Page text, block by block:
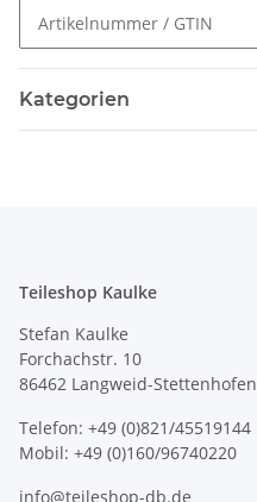
Kategorien
Teileshop Kaulke
Stefan Kaulke
Forchachstr. 10
86462 Langweid-Stettenhofen
Telefon: +49 (0)821/45519144
Mobil: +49 (0)160/96740220
info@teileshop-db.de